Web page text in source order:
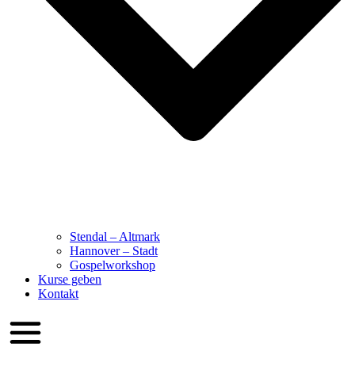
Stendal – Altmark
Hannover – Stadt
Gospelworkshop
Kurse geben
Kontakt